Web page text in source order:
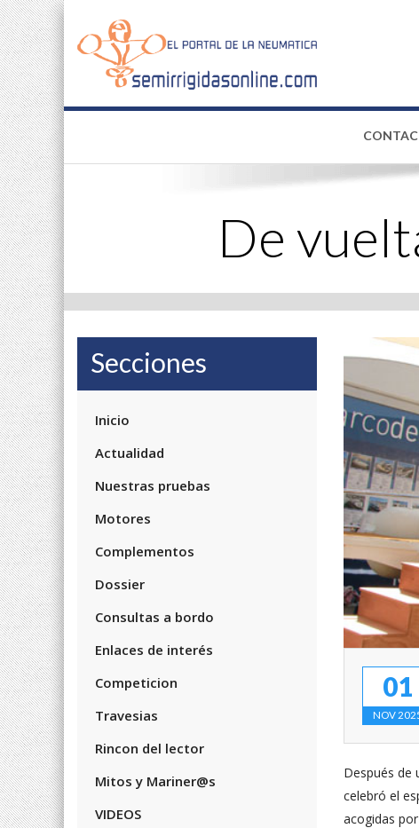
De
Secciones
Inicio
Actualidad
Nuestras pruebas
Motores
Complementos
Dossier
Consultas a bordo
Enlaces de interés
Competicion
Travesias
Rincon del lector
Mitos y Mariner@s
VIDEOS
01
NOV
Después de
celebró el
acogidas